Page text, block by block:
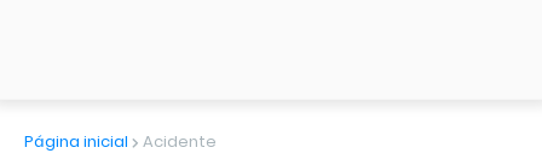
Página inicial Acidente